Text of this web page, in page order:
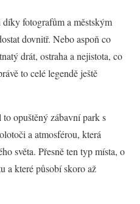
fotografům a městským
dovnitř. Nebo aspoň co
drát, ostraha a nejistota, co
to celé legendě ještě
opuštěný zábavní park s
a atmosférou, která
světa. Přesně ten typ místa, o
a které působí skoro až